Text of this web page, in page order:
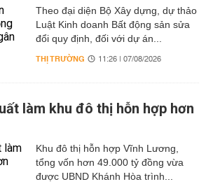
Theo đại diện Bộ Xây dựng, dự thảo
Luật Kinh doanh Bất động sản sửa
đổi quy định, đối với dự án...
THỊ TRƯỜNG 11:26 | 07/08/2026
làm khu đô thị hỗn hợp hơn
Khu đô thị hỗn hợp Vĩnh Lương,
tổng vốn hơn 49.000 tỷ đồng vừa
được UBND Khánh Hòa trình...